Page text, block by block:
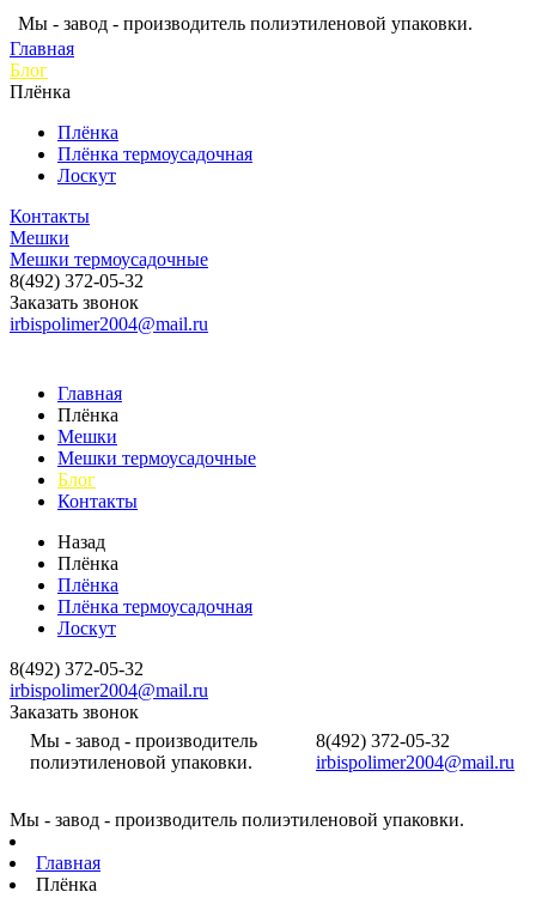
Мы - завод - производитель полиэтиленовой упаковки.
Главная
Блог
Плёнка
Плёнка
Плёнка термоусадочная
Лоскут
Контакты
Мешки
Мешки термоусадочные
8(492) 372-05-32
Заказать звонок
irbispolimer2004@mail.ru
Главная
Плёнка
Мешки
Мешки термоусадочные
Блог
Контакты
Назад
Плёнка
Плёнка
Плёнка термоусадочная
Лоскут
8(492) 372-05-32
irbispolimer2004@mail.ru
Заказать звонок
Мы - завод - производитель
полиэтиленовой упаковки.
8(492) 372-05-32
irbispolimer2004@mail.ru
Мы - завод - производитель полиэтиленовой упаковки.
Главная
Плёнка